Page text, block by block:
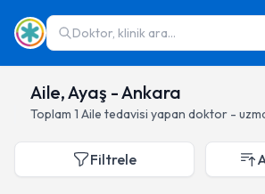
Doktor, klinik ara...
Aile, Ayaş - Ankara
Toplam 1 Aile tedavisi yapan doktor -
Filtrele